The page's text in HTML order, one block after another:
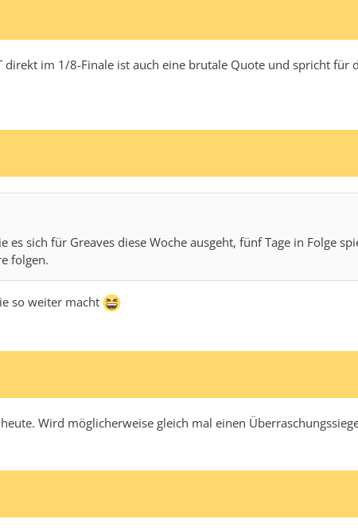
im 1/8-Finale ist auch eine brutale Quote und spricht für
sich für Greaves diese Woche ausgeht, fünf Tage in Folge
folgen.
so weiter macht
Wird möglicherweise gleich mal einen